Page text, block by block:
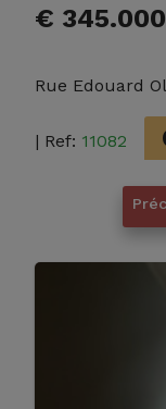
€ 345.000
Rue Edouard
| Ref: 11082